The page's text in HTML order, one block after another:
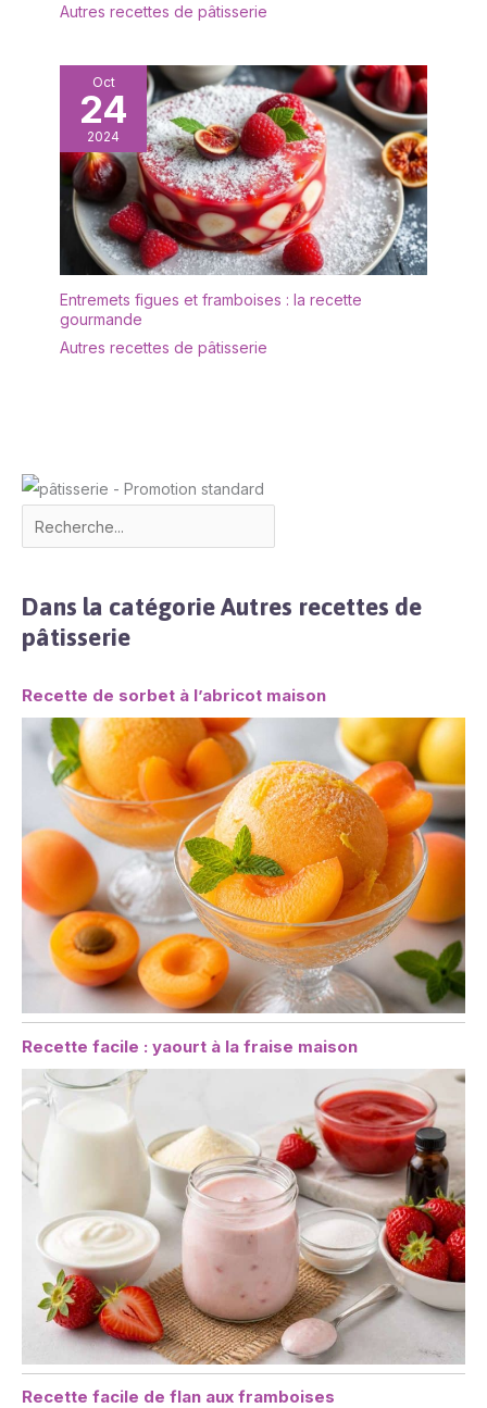
Autres recettes de pâtisserie
Oct
24
2024
Entremets figues et framboises : la recette
gourmande
Autres recettes de pâtisserie
Dans la catégorie Autres recettes de
pâtisserie
Recette de sorbet à l’abricot maison
Recette facile : yaourt à la fraise maison
Recette facile de flan aux framboises